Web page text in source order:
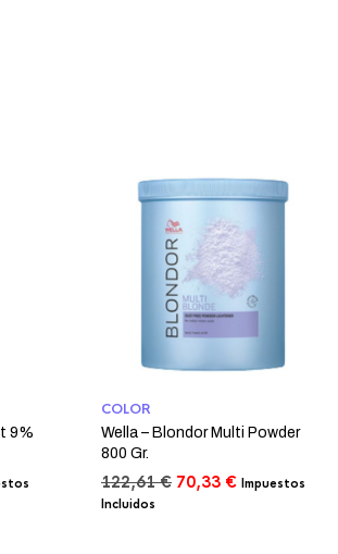
9%
COLOR
Wella – Blondor Multi Powder
800 Gr.
122,61€ El
70,33 €ElImpuestos
Incluidos